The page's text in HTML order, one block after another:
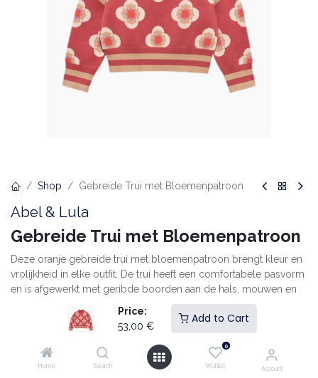
Price:
53,00 €
Add to Cart
Home Search
0
Wishlist Account
Shop Gebreide Trui met Bloemenpatroon
Abel & Lula
Gebreide Trui met Bloemenpatroon
Deze oranje gebreide trui met bloemenpatroon brengt kleur en
vrolijkheid in elke outfit. De trui heeft een comfortabele pasvorm
en is afgewerkt met geribde boorden aan de hals, mouwen en
zoom. De zachte stof voelt heerlijk aan en houdt je lekker warm
op koelere dagen. Perfect om te combineren met een rok of
jeans voor een trendy retrolook.
Zachte, warme stof